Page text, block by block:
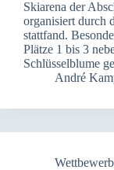
Skiarena der
organisiert durch
stattfand.
Plätze 1 bis 3
Schlüsselblume
André